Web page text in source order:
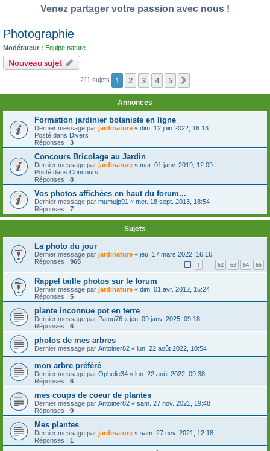
Venez partager votre passion avec nous !
Photographie
Modérateur : Equipe nature
Nouveau sujet
211 sujets 1 2 3 4 5
Annonces
Formation jardinier botaniste en ligne
Dernier message par jardinature « dim. 12 juin 2022, 16:13
Posté dans Divers
Réponses : 3
Concours Bricolage au Jardin
Dernier message par jardinature « mar. 01 janv. 2019, 12:09
Posté dans Concours
Réponses : 8
Vos photos affichées en haut du forum...
Dernier message par mumujp91 « mer. 18 sept. 2013, 18:54
Réponses : 7
Sujets
La photo du jour
Dernier message par jardinature « jeu. 17 mars 2022, 16:16
Réponses : 965 1 62 63 64 65
Rappel taille photos sur le forum
Dernier message par jardinature « dim. 01 avr. 2012, 15:24
Réponses : 5
plante inconnue pot en terre
Dernier message par Patou76 « jeu. 09 janv. 2025, 09:18
Réponses : 6
photos de mes arbres
Dernier message par Antoiner82 « lun. 22 août 2022, 10:54
mon arbre préféré
Dernier message par Ophelie34 « lun. 22 août 2022, 09:38
Réponses : 6
mes coups de coeur de plantes
Dernier message par Antoiner82 « sam. 27 nov. 2021, 19:48
Réponses : 9
Mes plantes
Dernier message par jardinature « sam. 27 nov. 2021, 12:18
Réponses : 1